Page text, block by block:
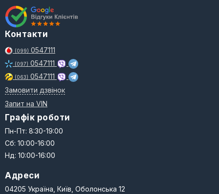
Контакти
(099) 0547111
(097) 0547111
(063) 0547111
Замовити дзвінок
Запит на VIN
Графік роботи
Пн-Пт: 8:30-19:00
Сб: 10:00-16:00
Нд: 10:00-16:00
Адреси
04205 Україна, Київ, Оболонська 12